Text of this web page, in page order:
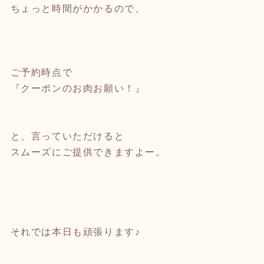
ちょっと時間がかかるので、
ご予約時点で
『クーポンのお肉お願い！』
と、言っていただけると
スムーズにご提供できますよー。
それでは本日も頑張ります♪